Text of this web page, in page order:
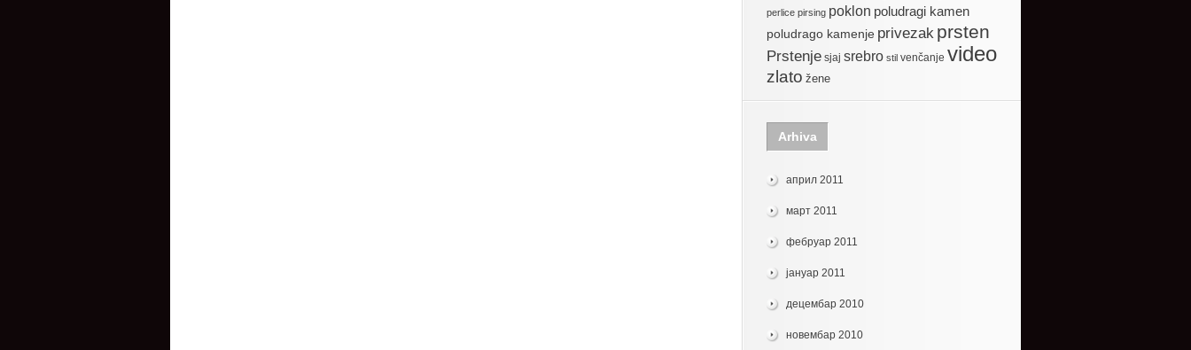
perlice pirsing poklon poludragi kamen
poludrago kamenje privezak prsten
Prstenje sjaj srebro stil venčanje video
zlato žene
Arhiva
април 2011
март 2011
фебруар 2011
јануар 2011
децембар 2010
новембар 2010